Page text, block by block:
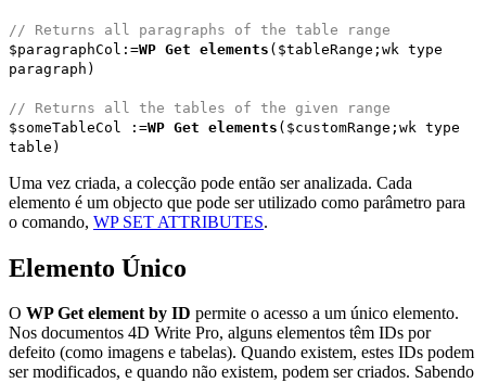
// Returns all paragraphs of the table range
$paragraphCol :=WP Get elements ( $tableRange ; wk type
paragraph )
// Returns all the tables of the given range
$someTableCol
:=WP Get elements ( $customRange ; wk type
table )
Uma vez criada, a colecção pode então ser analizada. Cada
elemento é um objecto que pode ser utilizado como parâmetro para
o comando, WP SET ATTRIBUTES.
Elemento Único
O WP Get element by ID permite o acesso a um único elemento.
Nos documentos 4D Write Pro, alguns elementos têm IDs por
defeito (como imagens e tabelas). Quando existem, estes IDs podem
ser modificados, e quando não existem, podem ser criados. Sabendo